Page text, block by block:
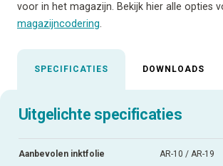
voor in het magazijn. Bekijk hier alle opties
magazijncodering
SPECIFICATIES DOWNLOADS
Uitgelichte specificaties
Aanbevolen inktfolie AR-10 / AR-19